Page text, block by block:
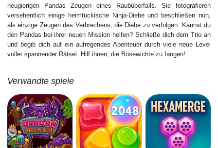
neugierigen Pandas Zeugen eines Raubüberfalls. Sie fotografieren
versehentlich einige heimtückische Ninja-Diebe und beschließen nun,
als einzige Zeugen des Verbrechens, die Diebe zu verfolgen. Kannst du
den Pandas bei ihrer neuen Mission helfen? Schließe dich dem Trio an
und begib dich auf ein aufregendes Abenteuer durch viele neue Level
voller spannender Rätsel. Hilf ihnen, die Bösewichte zu fangen!
Verwandte spiele